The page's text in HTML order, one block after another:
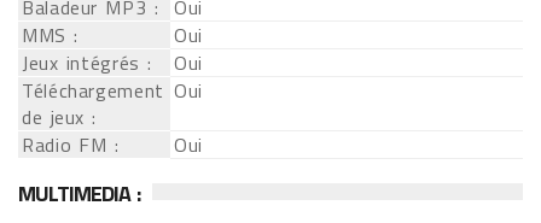
Baladeur MP3 : Oui
MMS :
Oui
Jeux intégrés :
Oui
Téléchargement
de jeux :
Oui
Radio FM :
Oui
MULTIMEDIA :